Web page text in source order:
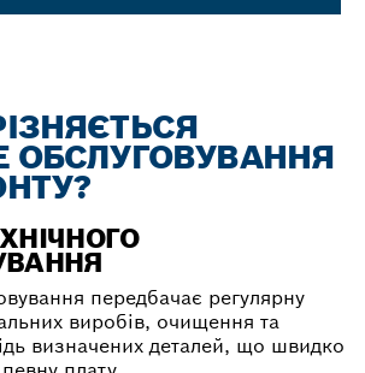
ОБСЛУГОВУВАННЯ
передбачає регулярну
виробів, очищення та
визначених деталей, що швидко